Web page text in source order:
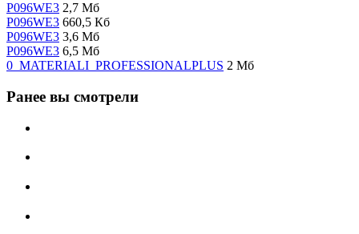
P096WE3 2,7 Мб
P096WE3 660,5 Кб
P096WE3 3,6 Мб
P096WE3 6,5 Мб
0_MATERIALI_PROFESSIONALPLUS 2 Мб
Ранее вы смотрели